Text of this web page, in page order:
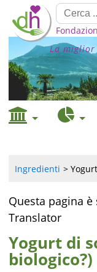
La
Ingredienti
Questa pagina
Translator
Yogurt di
biologico?)